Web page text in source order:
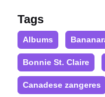
Tags
Albums
Bonnie St. Claire
Canadese zangeres